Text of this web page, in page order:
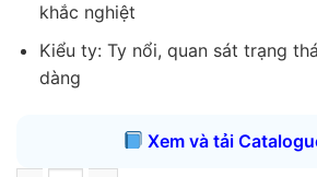
khắc nghiệt
Kiểu ty: Ty nổi, quan sát trạng
dàng
Xem và tải